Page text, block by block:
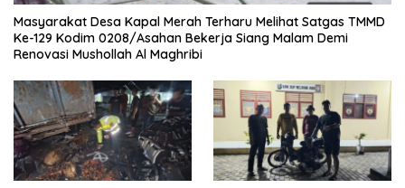
Masyarakat Desa Kapal Merah Terharu Melihat Satgas TMMD
Ke-129 Kodim 0208/Asahan Bekerja Siang Malam Demi
Renovasi Mushollah Al Maghribi